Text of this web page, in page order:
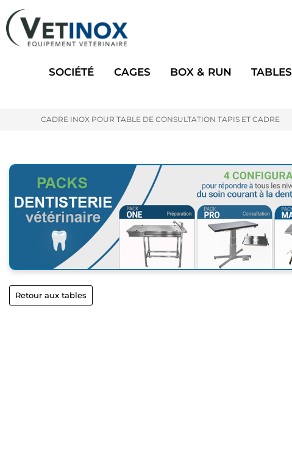
SOCIÉTÉ CAGES BOX & RUN TABLES
CADRE INOX POUR TABLE DE CONSULTATION TAPIS ET CADRE
Retour aux tables